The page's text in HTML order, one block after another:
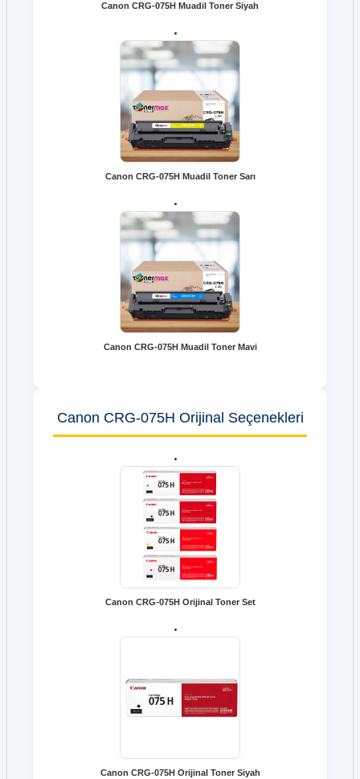
Canon CRG-075H Muadil Toner Siyah
Canon CRG-075H Muadil Toner Sarı
Canon CRG-075H Muadil Toner Mavi
Canon CRG-075H Orijinal Seçenekleri
Canon CRG-075H Orijinal Toner Set
Canon CRG-075H Orijinal Toner Siyah